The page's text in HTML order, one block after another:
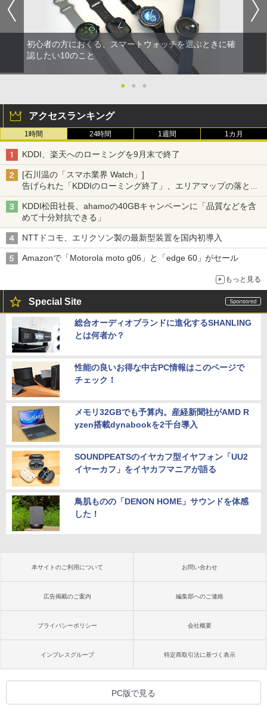
初心者の方におくる、スマートウォッチを選ぶときに確
認したい10のこと
● ● ●
アクセスランキング
1時間 24時間 1週間 1カ月
KDDI、楽天へのローミングを9月末で終了
[石川温の「スマホ業界 Watch」]
告げられた「KDDIのローミング終了」、エリアマップの落とし
穴と楽天モバイルの課題
KDDI松田社長、ahamoの40GBキャンペーンに「品質などを含
めて十分対抗できる」
NTTドコモ、エリクソン製の最新型装置を国内初導入
Amazonで「Motorola moto g06」と「edge 60」がセール
もっと見る
Special Site
総合オーディオブランドに進化するSHANLING
とは何者か？
性能の良いお得な中古PC情報はこのページで
チェック！
メモリ32GBでも予算内。産経新聞社がAMD R
yzen搭載dynabookを2千台導入
SOUNDPEATSのイヤカフ型イヤフォン「UU2
イヤーカフ」をイヤカフマニアが語る
鳥肌ものの「DENON HOME」サウンドを体感
した！
本サイトのご利用について お問い合わせ
広告掲載のご案内 編集部へのご連絡
プライバシーポリシー 会社概要
インプレスグループ 特定商取引法に基づく表示
PC版で見る